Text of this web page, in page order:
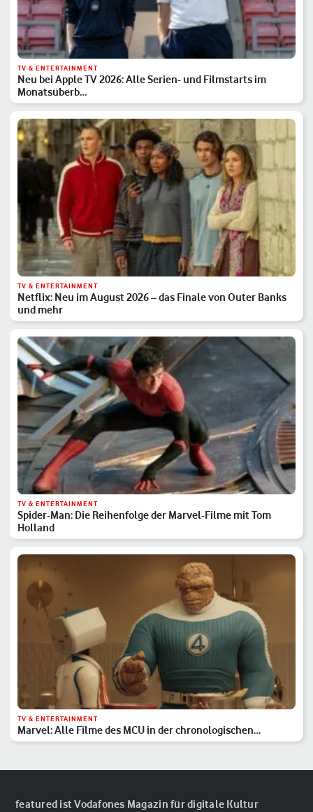
TV & ENTERTAINMENT
Neu bei Apple TV 2026: Alle Serien- und Filmstarts im
Monatsüberb…
TV & ENTERTAINMENT
Netflix: Neu im August 2026 – das Finale von Outer Banks
und mehr
TV & ENTERTAINMENT
Spider-Man: Die Reihenfolge der Marvel-Filme mit Tom
Holland
TV & ENTERTAINMENT
Marvel: Alle Filme des MCU in der chronologischen
Reihenfolge
featured ist Vodafones Magazin für digitale Kultur